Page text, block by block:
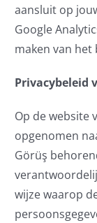
aansluit op
Google
maken van het
Privacybeleid
Op de website
opgenomen
Görüş
wijze waarop